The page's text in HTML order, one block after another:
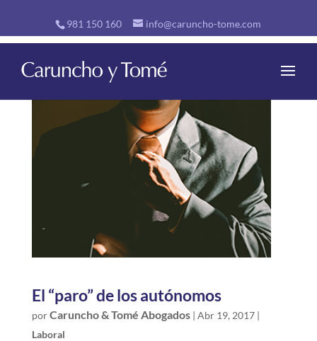
981 150 160 info@caruncho-tome.com
El “paro” de los autónomos
porCaruncho & Tomé Abogados| Abr 19, 2017|
Laboral